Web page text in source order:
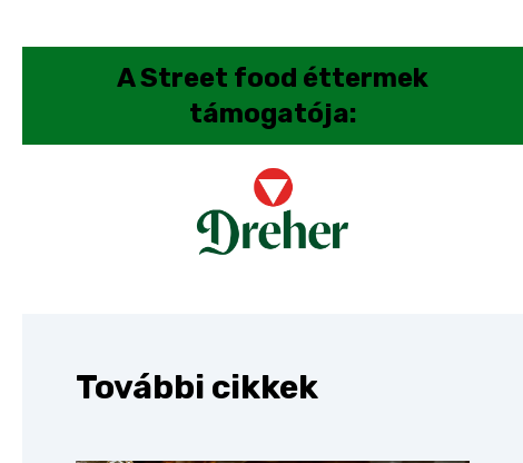
AStreet food éttermek
támogatója:
További cikkek